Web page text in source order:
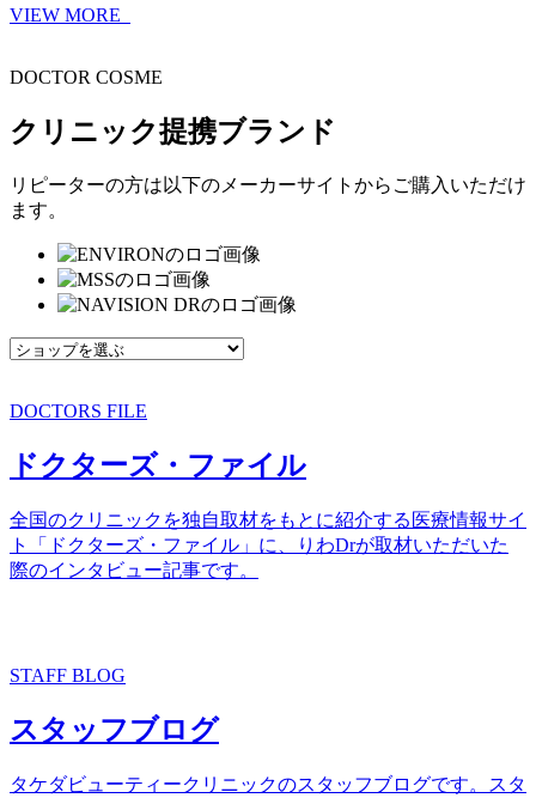
VIEW MORE
DOCTOR COSME
クリニック提携ブランド
リピーターの方は以下のメーカーサイトからご購入いただけ
ます。
DOCTORS FILE
ドクターズ・ファイル
全国のクリニックを独自取材をもとに紹介する医療情報サイ
ト「ドクターズ・ファイル」に、りわDrが取材いただいた
際のインタビュー記事です。
STAFF BLOG
スタッフブログ
タケダビューティークリニックのスタッフブログです。スタ